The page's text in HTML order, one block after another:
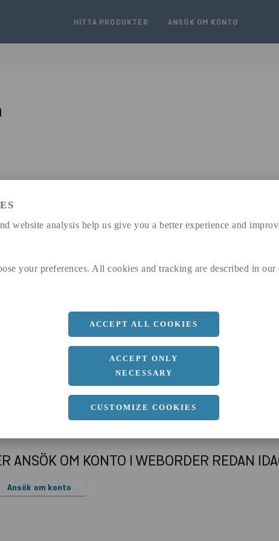
website analysis help us give you a better experience and
your preferences. All cookies and tracking are described in our
ACCEPT ALL COOKIES
ACCEPT ONLY
NECESSARY
CUSTOMIZE COOKIES
HITTA PRODUKTER ANSÖK OM KONTO
DIMENSIONER expand_less
ANSÖK OM KONTO I WEBORDER REDAN
Ansök om konto